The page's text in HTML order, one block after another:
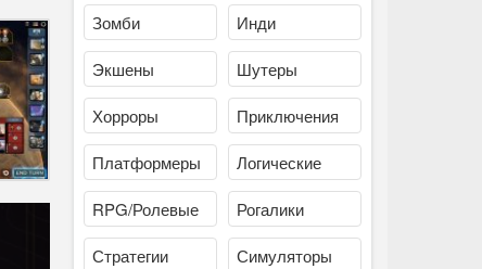
Зомби Инди
Экшены Шутеры
Хорроры Приключения
Платформеры Логические
RPG/Ролевые Рогалики
Стратегии Симуляторы